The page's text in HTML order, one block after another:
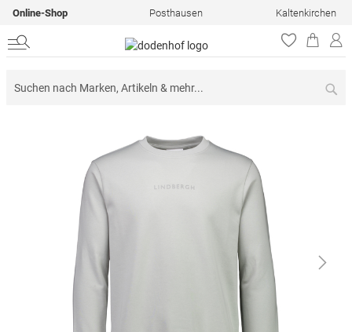
Online-Shop Posthausen Kaltenkirchen